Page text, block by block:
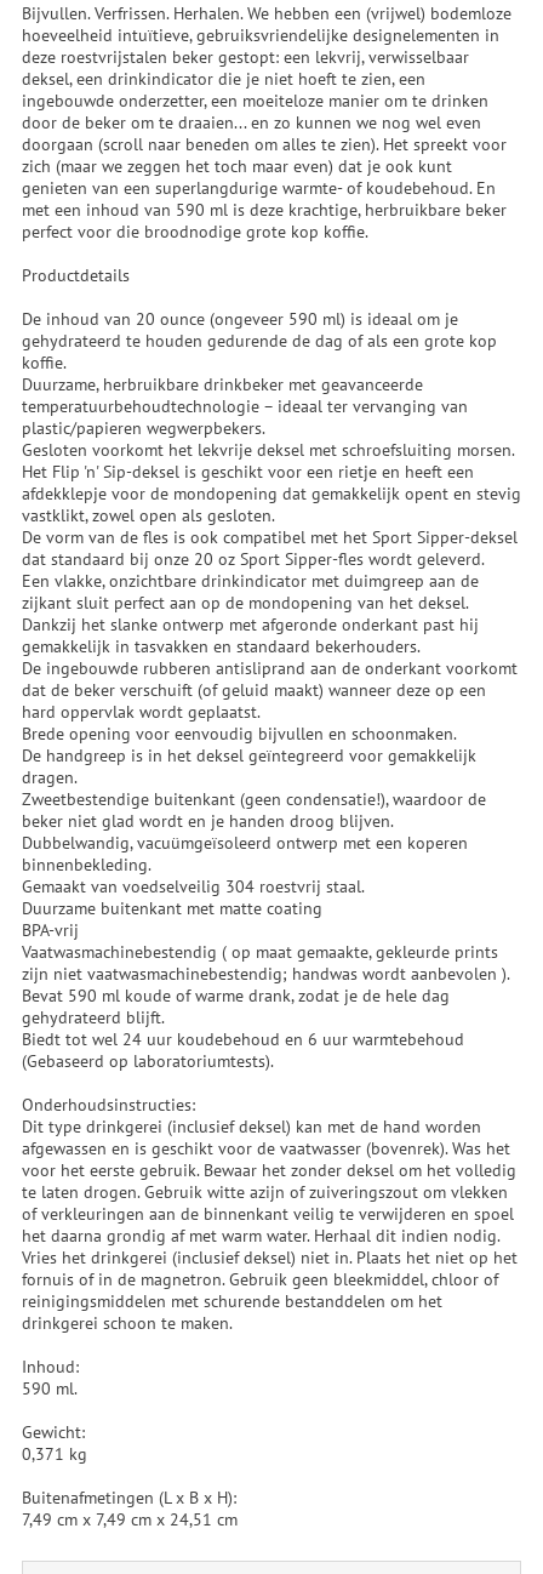
Bijvullen. Verfrissen. Herhalen. We hebben een (vrijwel) bodemloze
hoeveelheid intuïtieve, gebruiksvriendelijke designelementen in
deze roestvrijstalen beker gestopt: een lekvrij, verwisselbaar
deksel, een drinkindicator die je niet hoeft te zien, een
ingebouwde onderzetter, een moeiteloze manier om te drinken
door de beker om te draaien... en zo kunnen we nog wel even
doorgaan (scroll naar beneden om alles te zien). Het spreekt voor
zich (maar we zeggen het toch maar even) dat je ook kunt
genieten van een superlangdurige warmte- of koudebehoud. En
met een inhoud van 590 ml is deze krachtige, herbruikbare beker
perfect voor die broodnodige grote kop koffie.
Productdetails
De inhoud van 20 ounce (ongeveer 590 ml) is ideaal om je
gehydrateerd te houden gedurende de dag of als een grote kop
koffie.
Duurzame, herbruikbare drinkbeker met geavanceerde
temperatuurbehoudtechnologie – ideaal ter vervanging van
plastic/papieren wegwerpbekers.
Gesloten voorkomt het lekvrije deksel met schroefsluiting morsen.
Het Flip 'n' Sip-deksel is geschikt voor een rietje en heeft een
afdekklepje voor de mondopening dat gemakkelijk opent en stevig
vastklikt, zowel open als gesloten.
De vorm van de fles is ook compatibel met het Sport Sipper-deksel
dat standaard bij onze 20 oz Sport Sipper-fles wordt geleverd.
Een vlakke, onzichtbare drinkindicator met duimgreep aan de
zijkant sluit perfect aan op de mondopening van het deksel.
Dankzij het slanke ontwerp met afgeronde onderkant past hij
gemakkelijk in tasvakken en standaard bekerhouders.
De ingebouwde rubberen antisliprand aan de onderkant voorkomt
dat de beker verschuift (of geluid maakt) wanneer deze op een
hard oppervlak wordt geplaatst.
Brede opening voor eenvoudig bijvullen en schoonmaken.
De handgreep is in het deksel geïntegreerd voor gemakkelijk
dragen.
Zweetbestendige buitenkant (geen condensatie!), waardoor de
beker niet glad wordt en je handen droog blijven.
Dubbelwandig, vacuümgeïsoleerd ontwerp met een koperen
binnenbekleding.
Gemaakt van voedselveilig 304 roestvrij staal.
Duurzame buitenkant met matte coating
BPA-vrij
Vaatwasmachinebestendig ( op maat gemaakte, gekleurde prints
zijn niet vaatwasmachinebestendig; handwas wordt aanbevolen ).
Bevat 590 ml koude of warme drank, zodat je de hele dag
gehydrateerd blijft.
Biedt tot wel 24 uur koudebehoud en 6 uur warmtebehoud
(Gebaseerd op laboratoriumtests).
Onderhoudsinstructies:
Dit type drinkgerei (inclusief deksel) kan met de hand worden
afgewassen en is geschikt voor de vaatwasser (bovenrek). Was het
voor het eerste gebruik. Bewaar het zonder deksel om het volledig
te laten drogen. Gebruik witte azijn of zuiveringszout om vlekken
of verkleuringen aan de binnenkant veilig te verwijderen en spoel
het daarna grondig af met warm water. Herhaal dit indien nodig.
Vries het drinkgerei (inclusief deksel) niet in. Plaats het niet op het
fornuis of in de magnetron. Gebruik geen bleekmiddel, chloor of
reinigingsmiddelen met schurende bestanddelen om het
drinkgerei schoon te maken.
Inhoud:
590 ml.
Gewicht:
0,371 kg
Buitenafmetingen (L x B x H):
7,49 cm x 7,49 cm x 24,51 cm